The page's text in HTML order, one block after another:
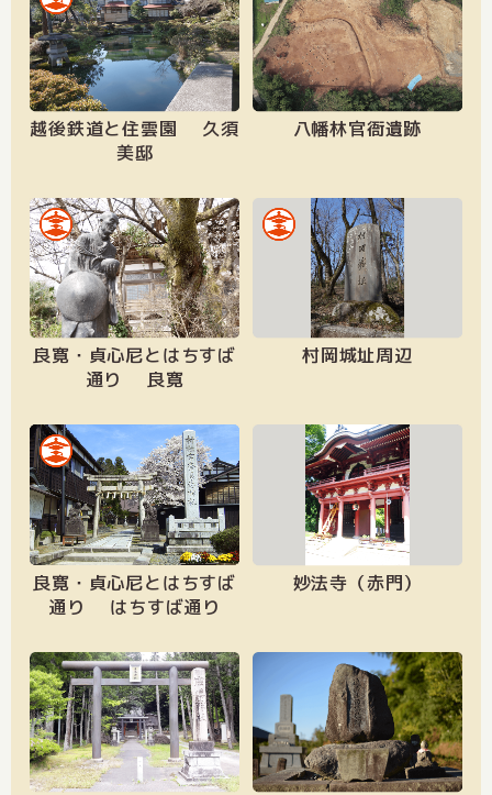
越後鉄道と住雲園 久須
美邸
八幡林官衙遺跡
良寛・貞心尼とはちすば
通り 良寛
村岡城址周辺
良寛・貞心尼とはちすば
通り はちすば通り
妙法寺（赤門）